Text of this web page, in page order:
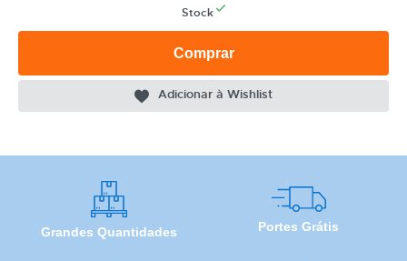
Stock
Comprar
Adicionar à Wishlist
Grandes Quantidades Portes Grátis
EAN